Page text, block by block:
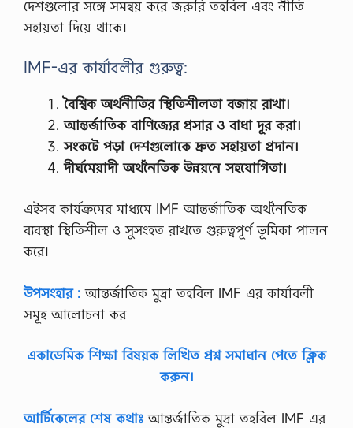
বাং
ঠা
দেশগুলোর সঙ্গে সমন্বয় করে জরুরি তহবিল এবং নীতি
সহায়তা দিয়ে থাকে।
IMF-এর কার্যাবলীর গুরুত্ব:
বৈশ্বিক অর্থনীতির স্থিতিশীলতা বজায় রাখা।
আন্তর্জাতিক বাণিজ্যের প্রসার ও বাধা দূর করা।
সংকটে পড়া দেশগুলোকে দ্রুত সহায়তা প্রদান।
দীর্ঘমেয়াদী অর্থনৈতিক উন্নয়নে সহযোগিতা।
এইসব কার্যক্রমের মাধ্যমে IMF আন্তর্জাতিক অর্থনৈতিক
ব্যবস্থা স্থিতিশীল ও সুসংহত রাখতে গুরুত্বপূর্ণ ভূমিকা পালন
করে।
উপসংহার : আন্তর্জাতিক মুদ্রা তহবিল IMF এর কার্যাবলী
সমূহ আলোচনা কর
একাডেমিক শিক্ষা বিষয়ক লিখিত প্রশ্ন সমাধান পেতে ক্লিক
করুন।
আর্টিকেলের শেষ কথাঃ আন্তর্জাতিক মুদ্রা তহবিল IMF এর